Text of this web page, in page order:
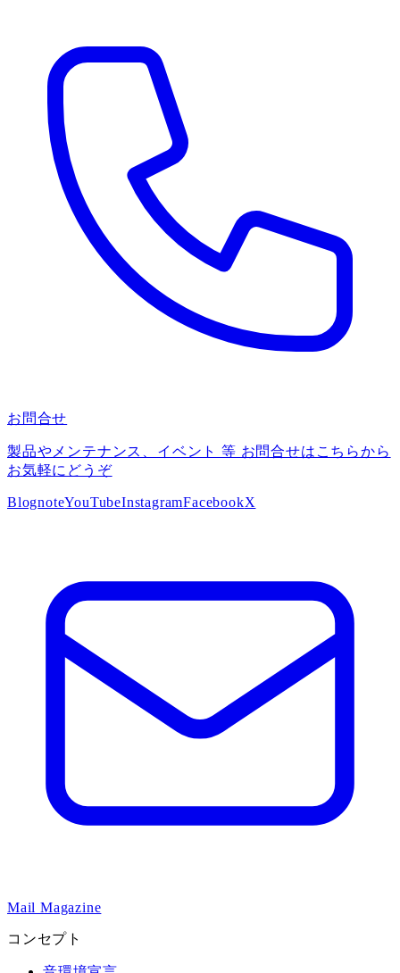
お問合せ
製品やメンテナンス、イベント 等 お問合せはこちらから
お気軽にどうぞ
BlognoteYouTubeInstagramFacebookX
Mail Magazine
コンセプト